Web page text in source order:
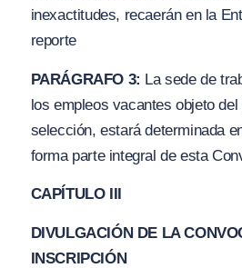
inexactitudes, recaerán en la
reporte
PARÁGRAFO 3: La sede de
los empleos vacantes objeto
selección, estará determinada
forma parte integral de esta
CAPÍTULO III
DIVULGACIÓN DE LA
INSCRIPCIÓN